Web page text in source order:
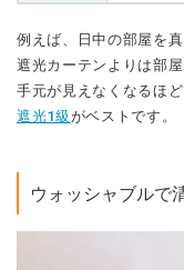
例えば、日中の部屋を
遮光カーテンよりは部
手元が見えなくなるほ
遮光1級 がベストです。
ウォッシャブルで